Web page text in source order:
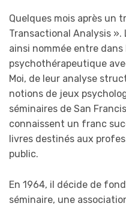
Quelques mois après un
Transactional Analysis ».
ainsi nommée entre
psychothérapeutique
Moi, de leur analyse
notions de jeux
séminaires de San
connaissent un franc
livres destinés aux
public.
En 1964, il décide de
séminaire, une